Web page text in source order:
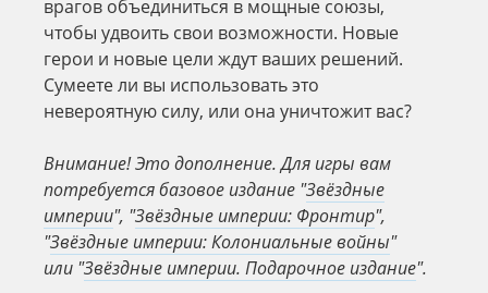
врагов объединиться в мощные союзы,
чтобы удвоить свои возможности. Новые
герои и новые цели ждут ваших решений.
Сумеете ли вы использовать это
невероятную силу, или она уничтожит вас?
Внимание! Это дополнение. Для игры вам
потребуется базовое издание "Звёздные
империи", "Звёздные империи: Фронтир",
"Звёздные империи: Колониальные войны"
или "Звёздные империи. Подарочное издание".